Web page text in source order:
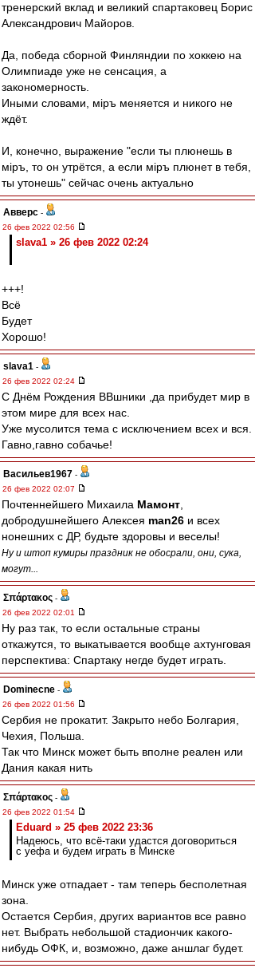
тренерский вклад и великий спартаковец Борис
Александрович Майоров.
Да, победа сборной Финляндии по хоккею на
Олимпиаде уже не сенсация, а
закономерность.
Иными словами, мiръ меняется и никого не
ждёт.
И, конечно, выражение "если ты плюнешь в
мiръ, то он утрётся, а если мiръ плюнет в тебя,
ты утонешь" сейчас очень актуально
Авверс -
26 фев 2022 02:56
slava1 » 26 фев 2022 02:24
+++!
Всё
Будет
Хорошо!
slava1 -
26 фев 2022 02:24
C Днём Рождения ВВшники ,да прибудет мир в
этом мире для всех нас.
Уже мусолится тема с исключением всех и вся.
Гавно,гавно собачье!
Васильев1967 -
26 фев 2022 02:07
Почтеннейшего Михаила Мамонт
добродушнейшего Алексея man26 и всех
нонешних с ДР, будьте здоровы и веселы!
Ну и штоп кумиры праздник не обосрали, они, сука,
могут...
Σπάρτακος -
26 фев 2022 02:01
Ну раз так, то если остальные страны
откажутся, то выкатывается вообще ахтунговая
перспектива: Спартаку негде будет играть.
Dominecne -
26 фев 2022 01:56
Сербия не прокатит. Закрыто небо Болгария,
Чехия, Польша.
Так что Минск может быть вполне реален или
Дания какая нить
Σπάρτακος -
26 фев 2022 01:54
Eduard » 25 фев 2022 23:36
Надеюсь, что всё-таки удастся договориться
с уефа и будем играть в Минске
Минск уже отпадает - там теперь бесполетная
зона.
Остается Сербия, других вариантов все равно
нет. Выбрать небольшой стадиончик какого-
нибудь ОФК, и, возможно, даже аншлаг будет.